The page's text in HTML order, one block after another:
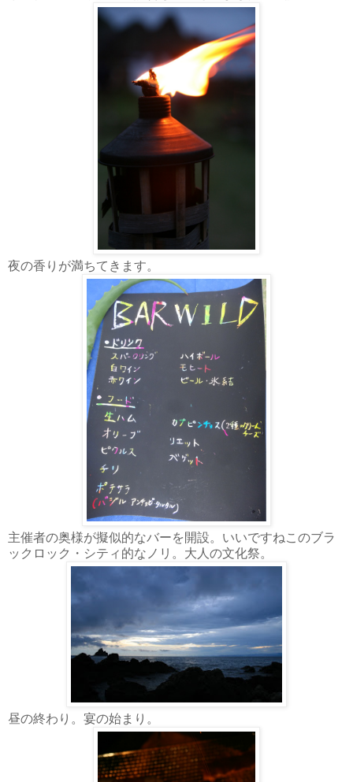
夜の香りが満ちてきます。
主催者の奥様が擬似的なバーを開設。いいですねこのブラ
ックロック・シティ的なノリ。大人の文化祭。
昼の終わり。宴の始まり。